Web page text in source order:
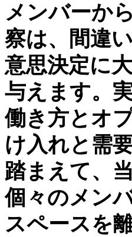
メンバーか
察は、間違
意思決定に
与えます。
働き方とオ
け入れと需
踏まえて、
個々のメン
スペースを